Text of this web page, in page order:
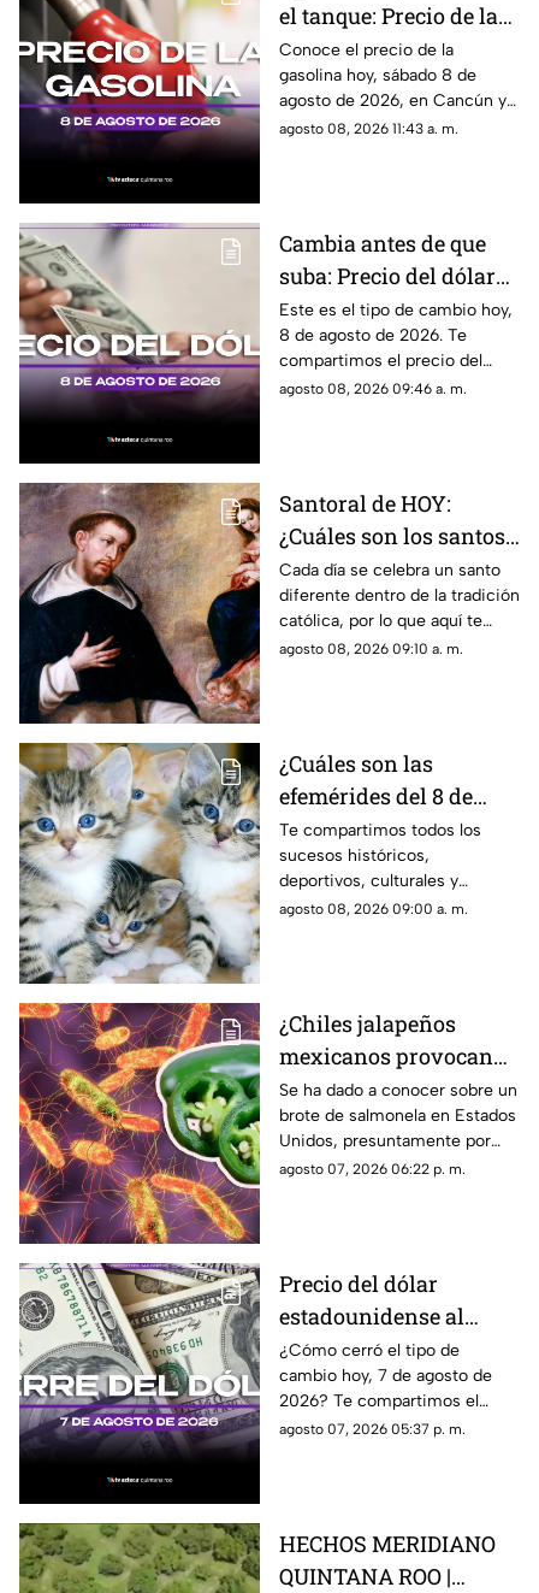
el tanque: Precio de la
gasolina HOY, sábado 8
de agosto de 2026, en
Quintana Roo
Conoce el precio de la
gasolina hoy, sábado 8 de
agosto de 2026, en Cancún y
el resto de Quintana Roo. Este
agosto 08, 2026 11:43 a. m.
Cambia antes de que
suba: Precio del dólar
estadounidense HOY,
sábado 8 de agosto de
2026, en Cancún
Este es el tipo de cambio hoy,
8 de agosto de 2026. Te
compartimos el precio del
dólar hoy en Cancún, así como
agosto 08, 2026 09:46 a. m.
Santoral de HOY:
¿Cuáles son los santos
que se celebran este
sábado 8 de agosto de
2026?
Cada día se celebra un santo
diferente dentro de la tradición
católica, por lo que aquí te
compartimos el santoral
agosto 08, 2026 09:10 a. m.
¿Cuáles son las
efemérides del 8 de
agosto? Esto se celebra
un día como hoy en
México y el mundo
Te compartimos todos los
sucesos históricos,
deportivos, culturales y
divertidos que marcaron las
agosto 08, 2026 09:00 a. m.
¿Chiles jalapeños
mexicanos provocan
brote de salmonela en
Estados Unidos? Esto
debes saber
Se ha dado a conocer sobre un
brote de salmonela en Estados
Unidos, presuntamente por
chiles jalapeños mexicanos,
agosto 07, 2026 06:22 p. m.
Precio del dólar
estadounidense al
CIERRE de HOY, viernes
7 de agosto de 2026, en
Cancún
¿Cómo cerró el tipo de
cambio hoy, 7 de agosto de
2026? Te compartimos el
precio del dólar al cierre de
agosto 07, 2026 05:37 p. m.
HECHOS MERIDIANO
QUINTANA ROO |